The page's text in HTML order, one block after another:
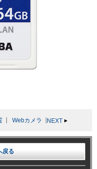
Webカメラ NEXT
戻る